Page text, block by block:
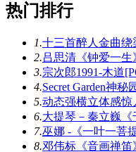
热门排行
1.十三首醉人金曲绕
2.吕思清《钟爱一
3.宗次郎1991-木道
4.Secret Garden神秘
5.动态强横立体感
6.大提琴－秦立巍《
7.巫娜 -《一叶一菩
8.邓伟标《音画禅笛